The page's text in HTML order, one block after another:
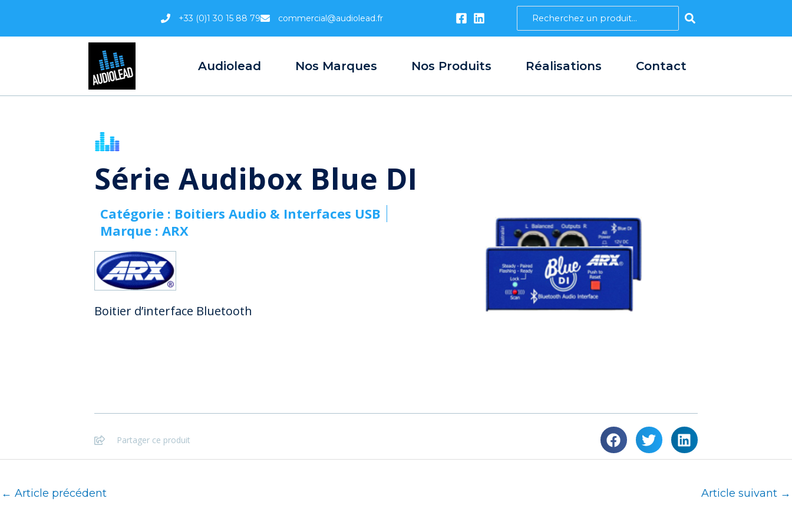
+33 (0)1 30 15 88 79 commercial@audiolead.fr
Search
...
Audiolead Nos Marques Nos Produits Réalisations Contact
Série Audibox Blue DI
Catégorie : Boitiers Audio & Interfaces USB
Marque : ARX
Boitier d’interface Bluetooth
Partager ce produit
← Article précédent Article suivant →